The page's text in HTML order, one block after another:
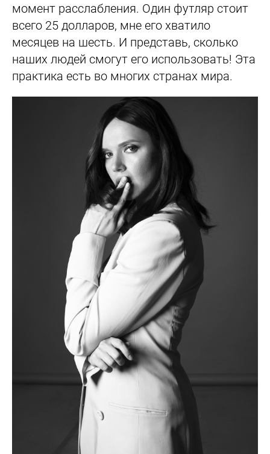
момент расслабления. Один футляр стоит
всего 25 долларов, мне его хватило
месяцев на шесть. И представь, сколько
наших людей смогут его использовать! Эта
практика есть во многих странах мира.